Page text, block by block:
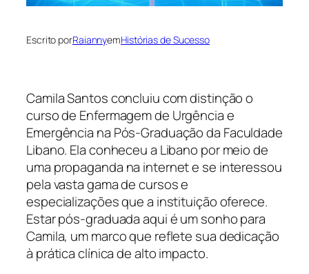
Escrito porRaiannyemHistórias de Sucesso
Camila Santos concluiu com distinção o
curso de Enfermagem de Urgência e
Emergência na Pós-Graduação da Faculdade
Libano. Ela conheceu a Libano por meio de
uma propaganda na internet e se interessou
pela vasta gama de cursos e
especializações que a instituição oferece.
Estar pós-graduada aqui é um sonho para
Camila, um marco que reflete sua dedicação
à prática clínica de alto impacto.